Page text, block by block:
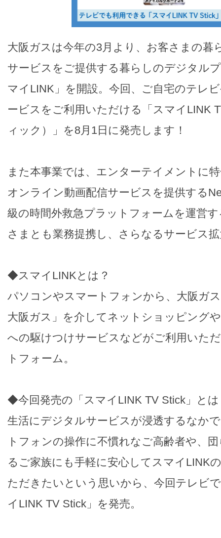
大阪ガスは今年の3月より、お客さまの暮
サービスをご提供する暮らしのデジタル
マイLINK」を開設。今回、ご自宅のテレ
ービスをご利用いただける「スマイLINK
ィック）」を8月1日に発売します！
また本事業では、エンターテイメントに
オンライン動画配信サービスを提供する
級の時間外救急プラットフォームを運営
さまとも業務提携し、さらなるサービス
◆スマイLINKとは？
パソコンやスマートフォンから、大阪ガ
大阪ガス」を介してネットショッピング
への駆けつけサービスなどがご利用いた
トフォーム。
◆今回発売の「スマイLINK TV Stick」とは
生活にデジタルサービスが浸透するなか
トフォンの操作に不慣れなご高齢者や、
るご家族にも手軽に安心してスマイLINK
ただきたいという思いから、今回テレビ
イLINK TV Stick」を発売。